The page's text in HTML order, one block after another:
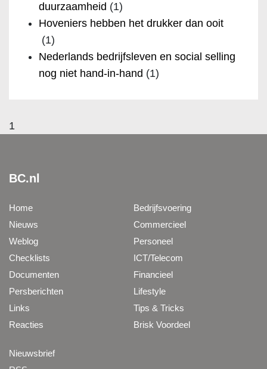
duurzaamheid (1)
Hoveniers hebben het drukker dan ooit
(1)
Nederlands bedrijfsleven en social selling
nog niet hand-in-hand (1)
1
BC.nl
Home
Nieuws
Weblog
Checklists
Documenten
Persberichten
Links
Reacties
Bedrijfsvoering
Commercieel
Personeel
ICT/Telecom
Financieel
Lifestyle
Tips & Tricks
Brisk Voordeel
Nieuwsbrief